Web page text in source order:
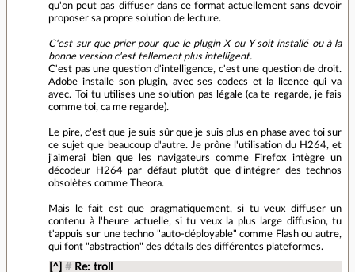
qu'on peut pas diffuser dans ce format actuellement sans devoir
proposer sa propre solution de lecture.
C'est sur que prier pour que le plugin X ou Y soit installé ou à la
bonne version c'est tellement plus intelligent.
C'est pas une question d'intelligence, c'est une question de droit.
Adobe installe son plugin, avec ses codecs et la licence qui va
avec. Toi tu utilises une solution pas légale (ca te regarde, je fais
comme toi, ca me regarde).
Le pire, c'est que je suis sûr que je suis plus en phase avec toi sur
ce sujet que beaucoup d'autre. Je prône l'utilisation du H264, et
j'aimerai bien que les navigateurs comme Firefox intègre un
décodeur H264 par défaut plutôt que d'intégrer des technos
obsolètes comme Theora.
Mais le fait est que pragmatiquement, si tu veux diffuser un
contenu à l'heure actuelle, si tu veux la plus large diffusion, tu
t'appuis sur une techno "auto-déployable" comme Flash ou autre,
qui font "abstraction" des détails des différentes plateformes.
[^] # Re: troll